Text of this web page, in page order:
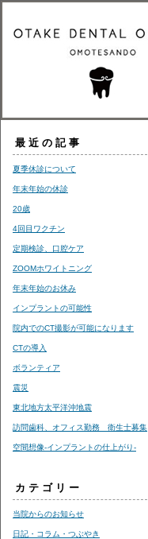
最近の記事
夏季休診について
年末年始の休診
20歳
4回目ワクチン
定期検診、口腔ケア
ZOOMホワイトニング
年末年始のお休み
インプラントの可能性
院内でのCT撮影が可能になります
CTの導入
ボランティア
震災
東北地方太平洋沖地震
訪問歯科、オフィス勤務 衛生士募集
空間想像-インプラントの仕上がり-
カテゴリー
当院からのお知らせ
日記・コラム・つぶやき